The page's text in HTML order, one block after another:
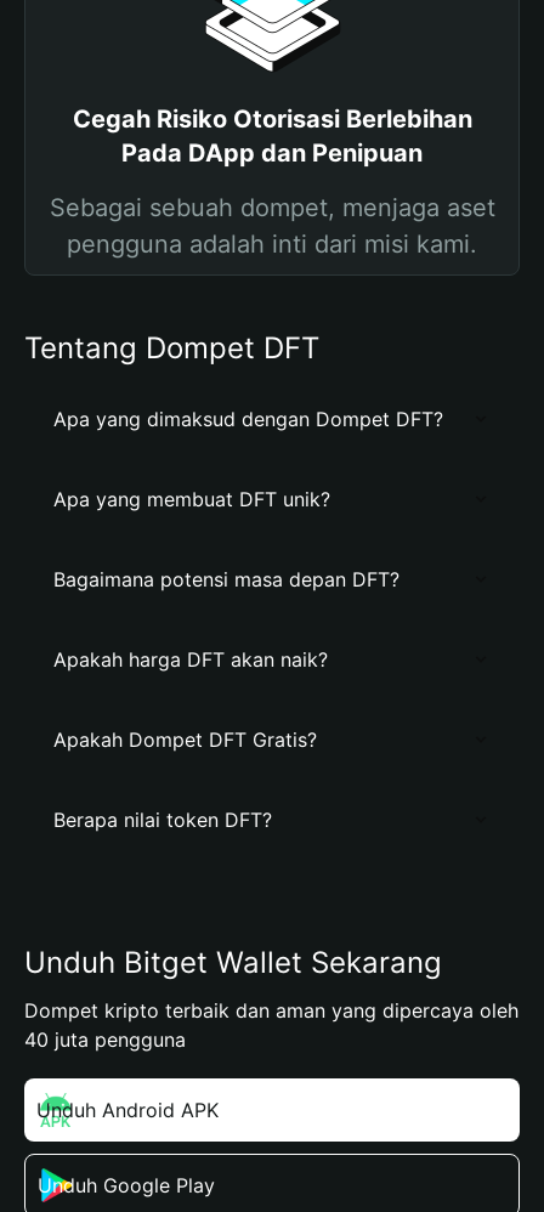
Cegah Risiko Otorisasi Berlebihan
Pada DApp dan Penipuan
Sebagai sebuah dompet, menjaga aset
pengguna adalah inti dari misi kami.
Tentang Dompet DFT
Apa yang dimaksud dengan Dompet DFT?
Apa yang membuat DFT unik?
Bagaimana potensi masa depan DFT?
Apakah harga DFT akan naik?
Apakah Dompet DFT Gratis?
Berapa nilai token DFT?
Unduh Bitget Wallet Sekarang
Dompet kripto terbaik dan aman yang dipercaya oleh
40 juta pengguna
Unduh Android APK
Unduh Google Play